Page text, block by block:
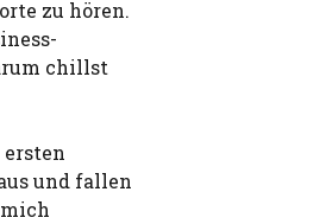
zu hören.
chillst
und fallen